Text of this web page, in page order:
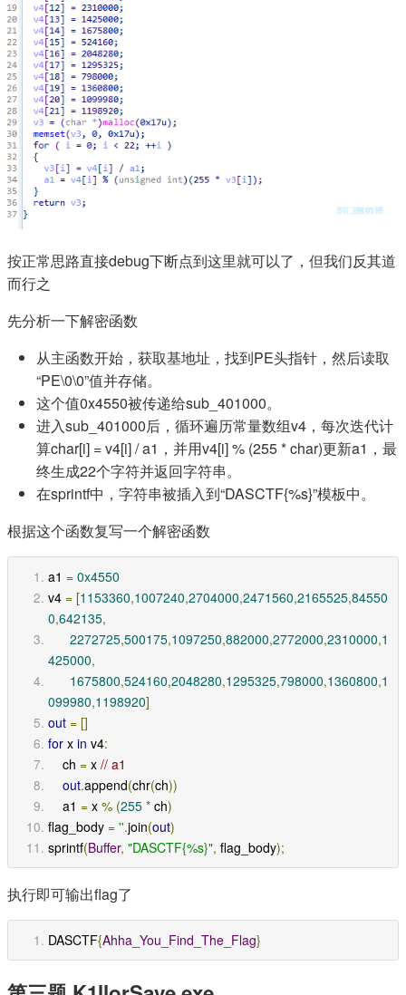
按正常思路直接debug下断点到这里就可以了，但我们反其道
而行之
先分析一下解密函数
从主函数开始，获取基地址，找到PE头指针，然后读取
“PE\0\0”值并存储。
这个值0x4550被传递给sub_401000。
进入sub_401000后，循环遍历常量数组v4，每次迭代计
算char[i] = v4[i] / a1，并用v4[i] % (255 * char)更新a1，最
终生成22个字符并返回字符串。
在sprintf中，字符串被插入到“DASCTF{%s}”模板中。
根据这个函数复写一个解密函数
a1 = 0x4550
v4 = [1153360,1007240,2704000,2471560,2165525,84550
0,642135,
2272725,500175,1097250,882000,2772000,2310000,1
425000,
1675800,524160,2048280,1295325,798000,1360800,1
099980,1198920]
out = []
for x in v4:
    ch
= x // a1
out.append(chr(ch))
    a1
= x % (255 * ch)
flag_body = ''.join(out)
sprintf(Buffer, "DASCTF{%s}", flag_body);
执行即可输出flag了
DASCTF{Ahha_You_Find_The_Flag}